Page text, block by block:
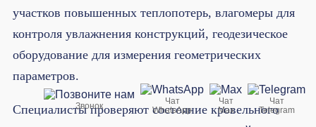
участков повышенных теплопотерь, влагомеры для
контроля увлажнения конструкций, геодезическое
оборудование для измерения геометрических
параметров.
Специалисты проверяют состояние кровельного
Звонок
Чат
WhatsApp
Чат
Max
Чат
Telegram